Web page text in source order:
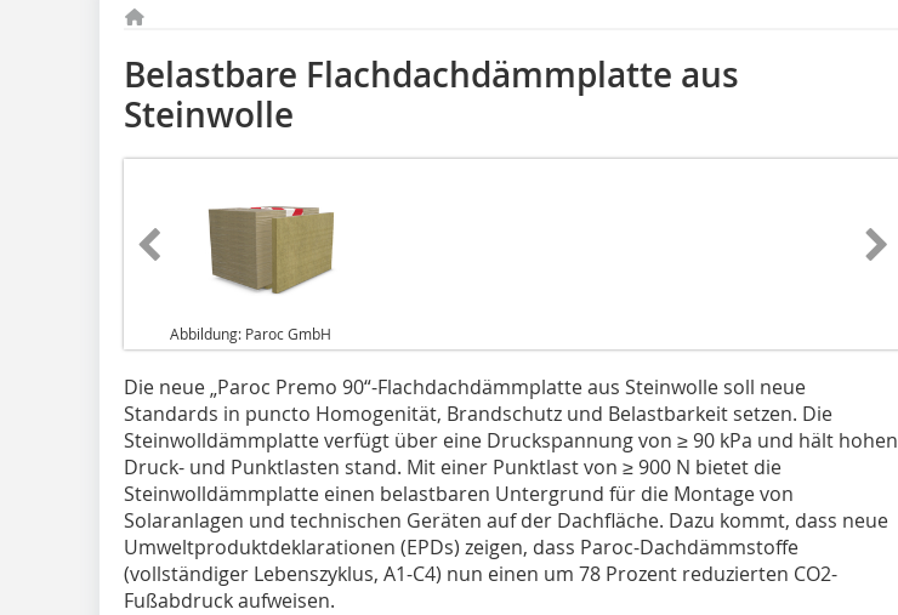
Belastbare Flachdachdämmplatte aus
Steinwolle
Abbildung: Paroc GmbH
Die neue „Paroc Premo 90“-Flachdachdämmplatte aus Steinwolle soll neue
Standards in puncto Homogenität, Brandschutz und Belastbarkeit setzen. Die
Steinwolldämmplatte verfügt über eine Druckspannung von ≥ 90 kPa und hält hohen
Druck- und Punktlasten stand. Mit einer Punktlast von ≥ 900 N bietet die
Steinwolldämmplatte einen belastbaren Untergrund für die Montage von
Solaranlagen und technischen Geräten auf der Dachfläche. Dazu kommt, dass neue
Umweltproduktdeklarationen (EPDs) zeigen, dass Paroc-Dachdämmstoffe
(vollständiger Lebenszyklus, A1-C4) nun einen um 78 Prozent reduzierten CO2-
Fußabdruck aufweisen.